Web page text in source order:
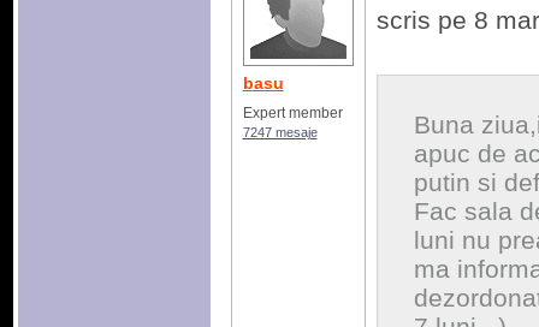
basu
Expert member
7247 mesaje
scris pe 8
Buna
apuc de
putin si
Fac sala
luni nu
ma